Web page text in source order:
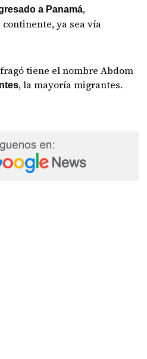
a Panamá,
ya sea vía
tiene el nombre Abdom
, la mayoría migrantes.